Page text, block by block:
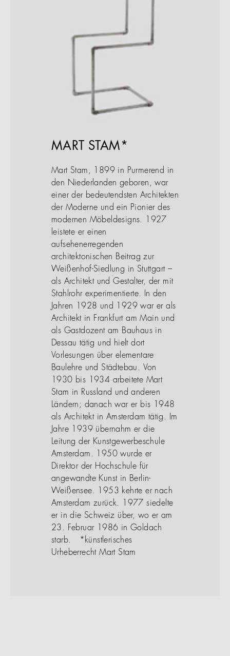
MART STAM*
Mart Stam, 1899 in Purmerend in
den Niederlanden geboren, war
einer der bedeutendsten Architekten
der Moderne und ein Pionier des
modernen Möbeldesigns. 1927
leistete er einen
aufsehenerregenden
architektonischen Beitrag zur
Weißenhof-Siedlung in Stuttgart –
als Architekt und Gestalter, der mit
Stahlrohr experimentierte. In den
Jahren 1928 und 1929 war er als
Architekt in Frankfurt am Main und
als Gastdozent am Bauhaus in
Dessau tätig und hielt dort
Vorlesungen über elementare
Baulehre und Städtebau. Von
1930 bis 1934 arbeitete Mart
Stam in Russland und anderen
Ländern; danach war er bis 1948
als Architekt in Amsterdam tätig. Im
Jahre 1939 übernahm er die
Leitung der Kunstgewerbeschule
Amsterdam. 1950 wurde er
Direktor der Hochschule für
angewandte Kunst in Berlin-
Weißensee. 1953 kehrte er nach
Amsterdam zurück. 1977 siedelte
er in die Schweiz über, wo er am
23. Februar 1986 in Goldach
starb. *künstlerisches
Urheberrecht Mart Stam